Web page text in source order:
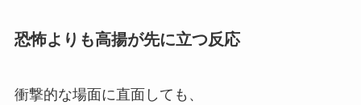
恐怖よりも高揚が先に立つ反応
衝撃的な場面に直面しても、